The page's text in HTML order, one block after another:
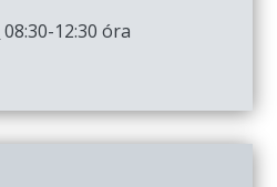
08:30-12:30 óra